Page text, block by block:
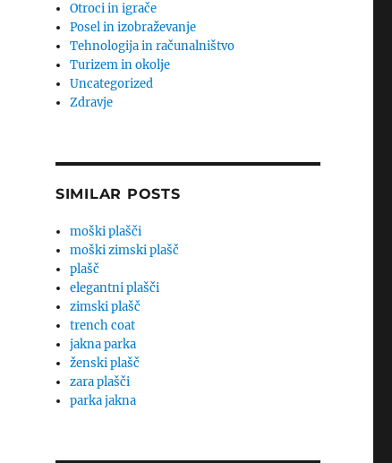
Otroci in igrače
Posel in izobraževanje
Tehnologija in računalništvo
Turizem in okolje
Uncategorized
Zdravje
SIMILAR POSTS
moški plašči
moški zimski plašč
plašč
elegantni plašči
zimski plašč
trench coat
jakna parka
ženski plašč
zara plašči
parka jakna